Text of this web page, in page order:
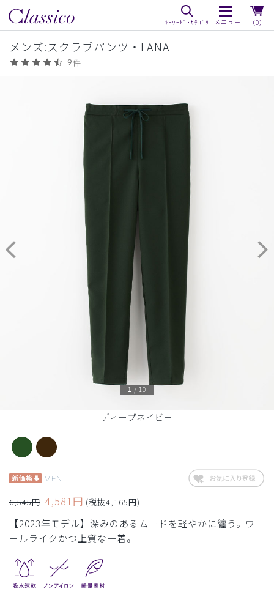
（0）
メンズ:スクラブパンツ・LANA
9件
ディープネイビー
1 / 10
MEN
6,545円 4,581円 (税抜4,165円)
【2023年モデル】深みのあるムードを軽やかに纏う。ウ
ールライクかつ上質な一着。